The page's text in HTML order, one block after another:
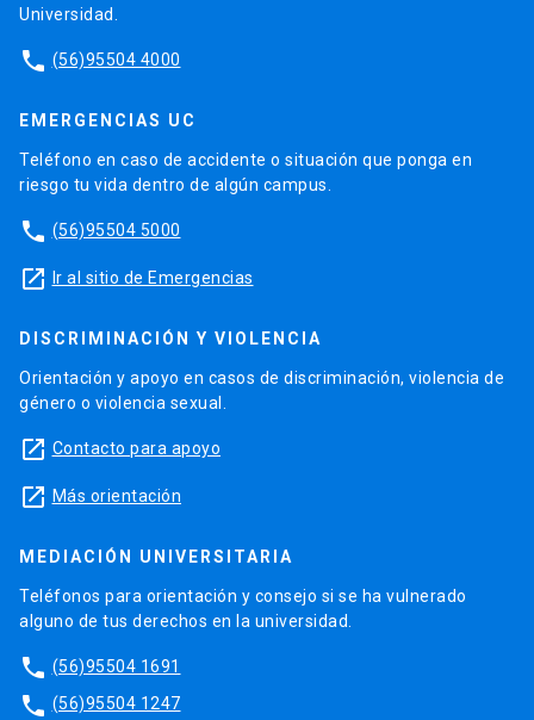
Universidad.
phone (56)95504 4000
EMERGENCIAS UC
Teléfono en caso de accidente o situación que ponga en
riesgo tu vida dentro de algún campus.
phone (56)95504 5000
launch Ir al sitio de Emergencias
DISCRIMINACIÓN Y VIOLENCIA
Orientación y apoyo en casos de discriminación, violencia de
género o violencia sexual.
launch Contacto para apoyo
launch Más orientación
MEDIACIÓN UNIVERSITARIA
Teléfonos para orientación y consejo si se ha vulnerado
alguno de tus derechos en la universidad.
phone (56)95504 1691
phone (56)95504 1247